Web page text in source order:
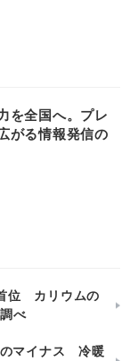
を全国へ。プレ
がる情報発信の
位 カリウムの
べ
のマイナス 冷暖